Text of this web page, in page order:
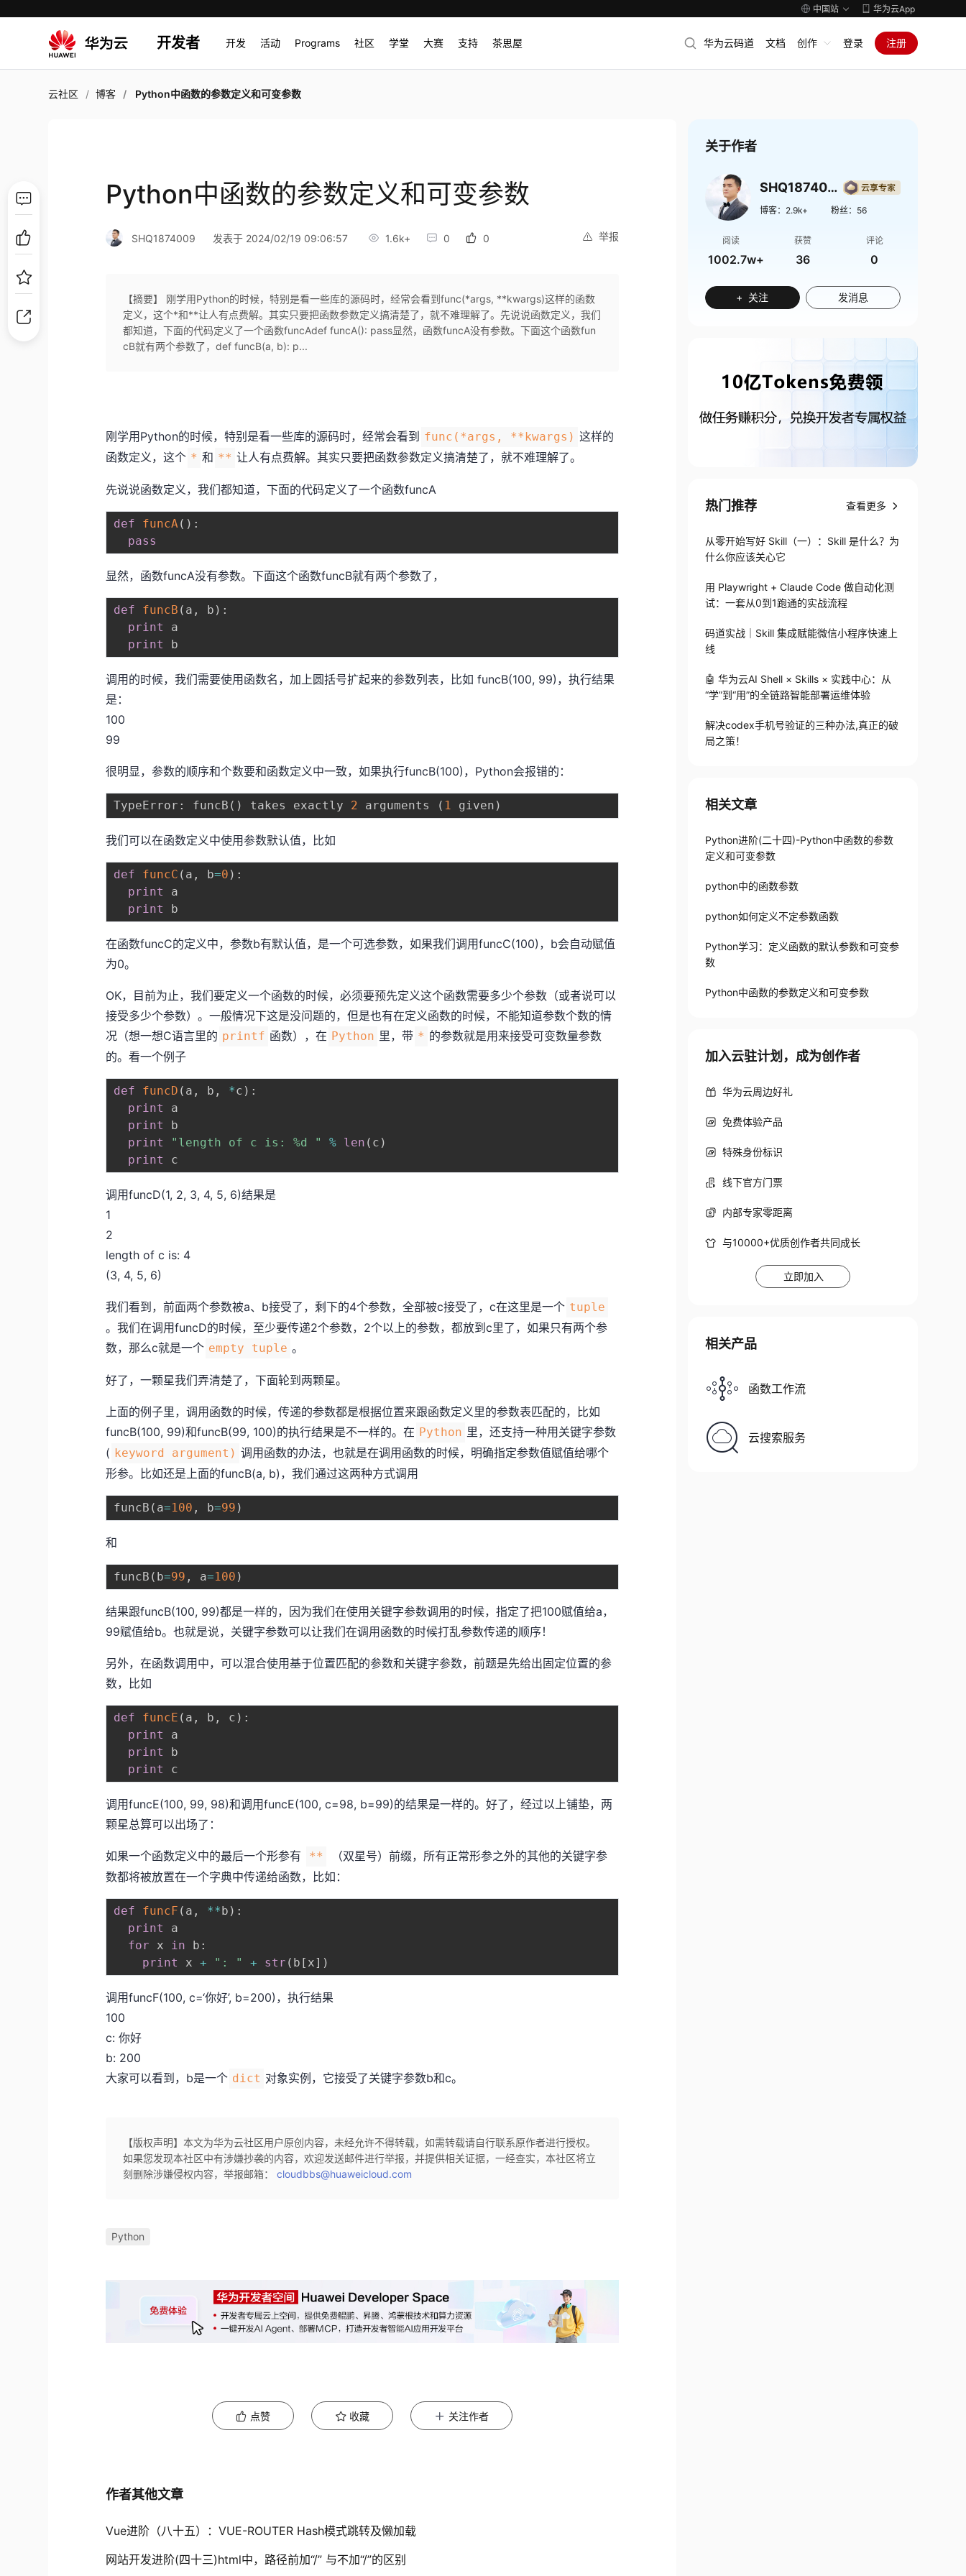
中国站 华为云App
开发者 开发 活动 Programs 社区 学堂 大赛 支持 茶思屋 华为云码道 文档 创作 登录 注册
云社区 博客 Python中函数的参数定义和可变参数
Python中函数的参数定义和可变参数
举报
SHQ1874009 发表于 2024/02/19 09:06:57 1.6k+ 0 0
【摘要】 刚学用Python的时候，特别是看一些库的源码时，经常会看到func(*args, **kwargs)这样的函数
定义，这个*和**让人有点费解。其实只要把函数参数定义搞清楚了，就不难理解了。先说说函数定义，我们
都知道，下面的代码定义了一个函数funcAdef funcA(): pass显然，函数funcA没有参数。下面这个函数fun
cB就有两个参数了，def funcB(a, b): p...
刚学用Python的时候，特别是看一些库的源码时，经常会看到 func(*args, **kwargs) 这样的
函数定义，这个 * 和 ** 让人有点费解。其实只要把函数参数定义搞清楚了，就不难理解了。
先说说函数定义，我们都知道，下面的代码定义了一个函数funcA
def funcA( ) :
pass
显然，函数funcA没有参数。下面这个函数funcB就有两个参数了，
def funcB ( a , b ) :
print
a
print
调用的时候，我们需要使用函数名，加上圆括号扩起来的参数列表，比如 funcB(100, 99)，执行结果
是：
100
99
很明显，参数的顺序和个数要和函数定义中一致，如果执行funcB(100)，Python会报错的：
TypeError : funcB ( ) takes exactly 2 arguments ( 1 given )
我们可以在函数定义中使用参数默认值，比如
def funcC ( a , b=0 ) :
print
a
print
在函数funcC的定义中，参数b有默认值，是一个可选参数，如果我们调用funcC(100)，b会自动赋值
为0。
OK，目前为止，我们要定义一个函数的时候，必须要预先定义这个函数需要多少个参数（或者说可以
接受多少个参数）。一般情况下这是没问题的，但是也有在定义函数的时候，不能知道参数个数的情
况（想一想C语言里的 printf 函数），在 Python 里，带 * 的参数就是用来接受可变数量参数
的。看一个例子
def funcD ( a , b , *c ) :
print
a
print
b
print
"length of c is: %d " % len ( c )
print
调用funcD(1, 2, 3, 4, 5, 6)结果是
1
2
length of c is: 4
(3, 4, 5, 6)
我们看到，前面两个参数被a、b接受了，剩下的4个参数，全部被c接受了，c在这里是一个 tuple
。我们在调用funcD的时候，至少要传递2个参数，2个以上的参数，都放到c里了，如果只有两个参
数，那么c就是一个 empty tuple 。
好了，一颗星我们弄清楚了，下面轮到两颗星。
上面的例子里，调用函数的时候，传递的参数都是根据位置来跟函数定义里的参数表匹配的，比如
funcB(100, 99)和funcB(99, 100)的执行结果是不一样的。在 Python 里，还支持一种用关键字参数
( keyword argument) 调用函数的办法，也就是在调用函数的时候，明确指定参数值赋值给哪个
形参。比如还是上面的funcB(a, b)，我们通过这两种方式调用
funcB ( a=100 , b=99 )
和
funcB ( b=99 , a=100 )
结果跟funcB(100, 99)都是一样的，因为我们在使用关键字参数调用的时候，指定了把100赋值给a，
99赋值给b。也就是说，关键字参数可以让我们在调用函数的时候打乱参数传递的顺序！
另外，在函数调用中，可以混合使用基于位置匹配的参数和关键字参数，前题是先给出固定位置的参
数，比如
def funcE ( a , b , c ) :
print
a
print
b
print
调用funcE(100, 99, 98)和调用funcE(100, c=98, b=99)的结果是一样的。好了，经过以上铺垫，两
颗星总算可以出场了：
如果一个函数定义中的最后一个形参有 **
（双星号）前缀，所有正常形参之外的其他的关键字参
数都将被放置在一个字典中传递给函数，比如：
def funcF ( a , **b ) :
print
a
for x in b :
print
x + ": " + str ( b [ x] )
调用funcF(100, c=‘你好’, b=200)，执行结果
100
c: 你好
b: 200
大家可以看到，b是一个 dict 对象实例，它接受了关键字参数b和c。
【版权声明】本文为华为云社区用户原创内容，未经允许不得转载，如需转载请自行联系原作者进行授权。
如果您发现本社区中有涉嫌抄袭的内容，欢迎发送邮件进行举报，并提供相关证据，一经查实，本社区将立
刻删除涉嫌侵权内容，举报邮箱：cloudbbs@huaweicloud.com
Python
点赞 收藏 关注作者
作者其他文章
Vue进阶（八十五）：VUE-ROUTER Hash模式跳转及懒加载
网站开发进阶(四十三)html中，路径前加“/” 与不加“/”的区别
关于作者
SHQ1874009
博客： 2.9k+ 粉丝： 56
阅读
1002.7w+
获赞
36
评论
0
+ 关注 发消息
热门推荐 查看更多
从零开始写好 Skill（一）：Skill 是什么？为
什么你应该关心它
用 Playwright + Claude Code 做自动化测
试：一套从0到1跑通的实战流程
码道实战｜Skill 集成赋能微信小程序快速上
线
🤖 华为云AI Shell × Skills × 实践中心：从
“学”到“用”的全链路智能部署运维体验
解决codex手机号验证的三种办法,真正的破
局之策！
相关文章
Python进阶(二十四)-Python中函数的参数
定义和可变参数
python中的函数参数
python如何定义不定参数函数
Python学习：定义函数的默认参数和可变参
数
Python中函数的参数定义和可变参数
加入云驻计划，成为创作者
华为云周边好礼
免费体验产品
特殊身份标识
线下官方门票
内部专家零距离
与10000+优质创作者共同成长
立即加入
相关产品
函数工作流
云搜索服务